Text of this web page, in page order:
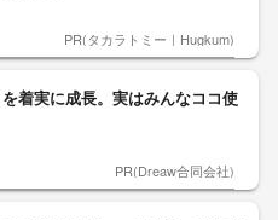
PR(タカラトミー｜Hugkum)
着実に成長。実はみんなココ使
PR(Dreaw合同会社)